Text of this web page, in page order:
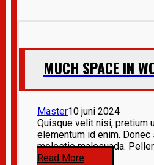
MUCH SPACE IN
Master10 juni 2024
Quisque velit nisi, pretium
elementum id enim.
molestie malesuada.
Read More